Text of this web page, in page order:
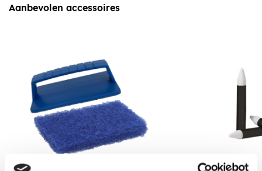
Aanbevolen accessoires